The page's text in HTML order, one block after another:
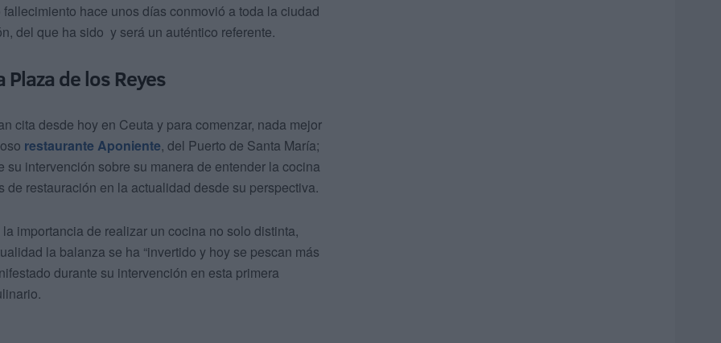
hace unos días conmovió a toda la ciudad
del que ha sido y será un auténtico referente.
de los Reyes
cita desde hoy en Ceuta y para comenzar, nada mejor
restaurante Aponiente, del Puerto de Santa María;
intervención sobre su manera de entender la cocina
restauración en la actualidad desde su perspectiva.
importancia de realizar un cocina no solo distinta,
la balanza se ha “invertido y hoy se pescan más
durante su intervención en esta primera